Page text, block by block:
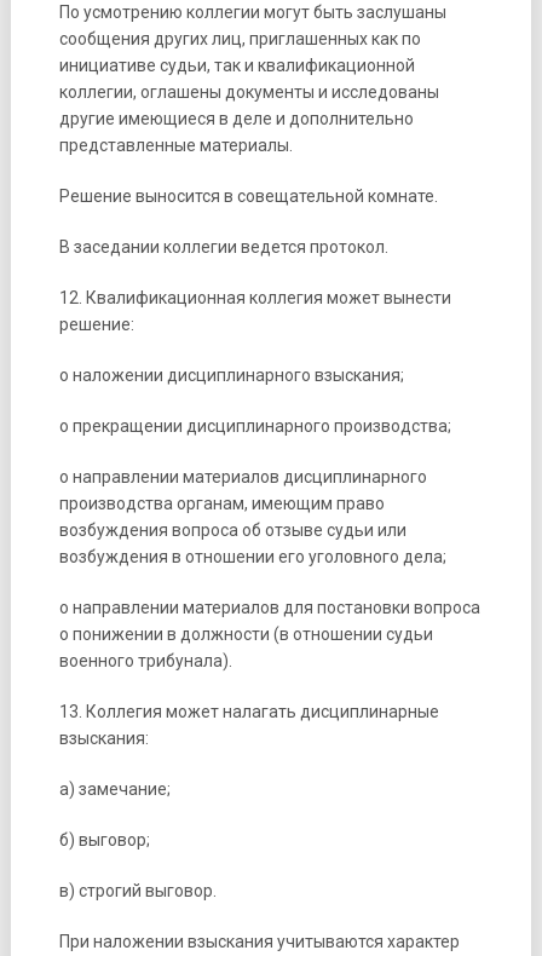
По усмотрению коллегии могут быть заслушаны
сообщения других лиц, приглашенных как по
инициативе судьи, так и квалификационной
коллегии, оглашены документы и исследованы
другие имеющиеся в деле и дополнительно
представленные материалы.
Решение выносится в совещательной комнате.
В заседании коллегии ведется протокол.
12. Квалификационная коллегия может вынести
решение:
о наложении дисциплинарного взыскания;
о прекращении дисциплинарного производства;
о направлении материалов дисциплинарного
производства органам, имеющим право
возбуждения вопроса об отзыве судьи или
возбуждения в отношении его уголовного дела;
о направлении материалов для постановки вопроса
о понижении в должности (в отношении судьи
военного трибунала).
13. Коллегия может налагать дисциплинарные
взыскания:
а) замечание;
б) выговор;
в) строгий выговор.
При наложении взыскания учитываются характер